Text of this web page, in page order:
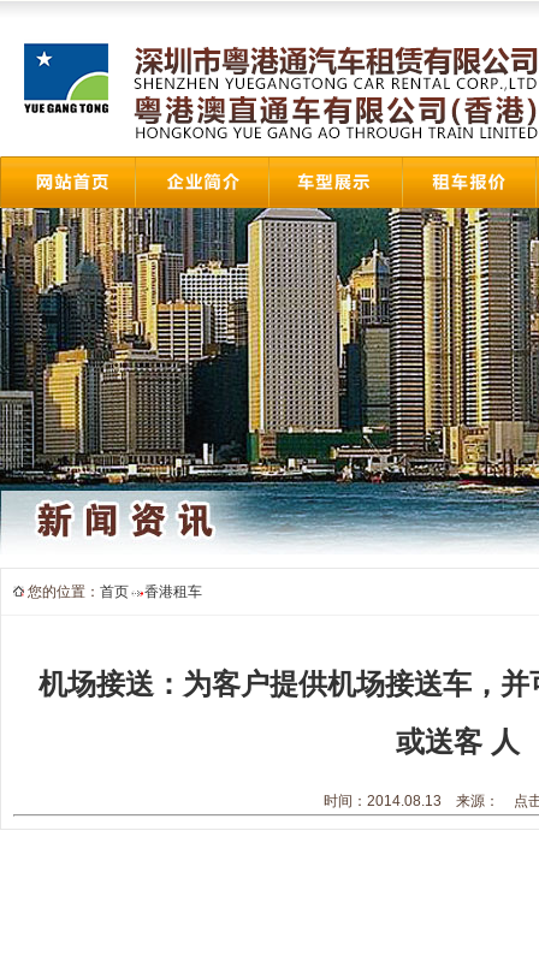
您的位置： 首页 香港租车
机场接送：为客户提供机场接送车，
或送客 人
时间：2014.08.13 来源： 点